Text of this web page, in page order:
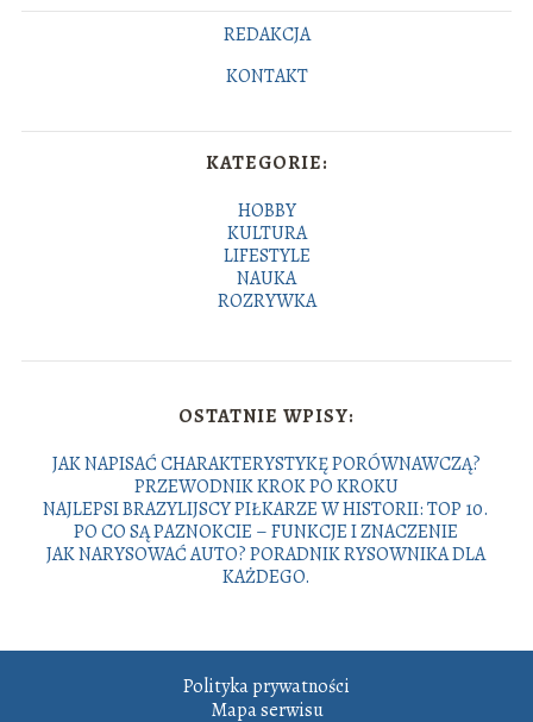
REDAKCJA
KONTAKT
KATEGORIE:
HOBBY
KULTURA
LIFESTYLE
NAUKA
ROZRYWKA
OSTATNIE WPISY:
JAK NAPISAĆ CHARAKTERYSTYKĘ PORÓWNAWCZĄ?
PRZEWODNIK KROK PO KROKU
NAJLEPSI BRAZYLIJSCY PIŁKARZE W HISTORII: TOP 10.
PO CO SĄ PAZNOKCIE – FUNKCJE I ZNACZENIE
JAK NARYSOWAĆ AUTO? PORADNIK RYSOWNIKA DLA
KAŻDEGO.
Polityka prywatności
Mapa serwisu